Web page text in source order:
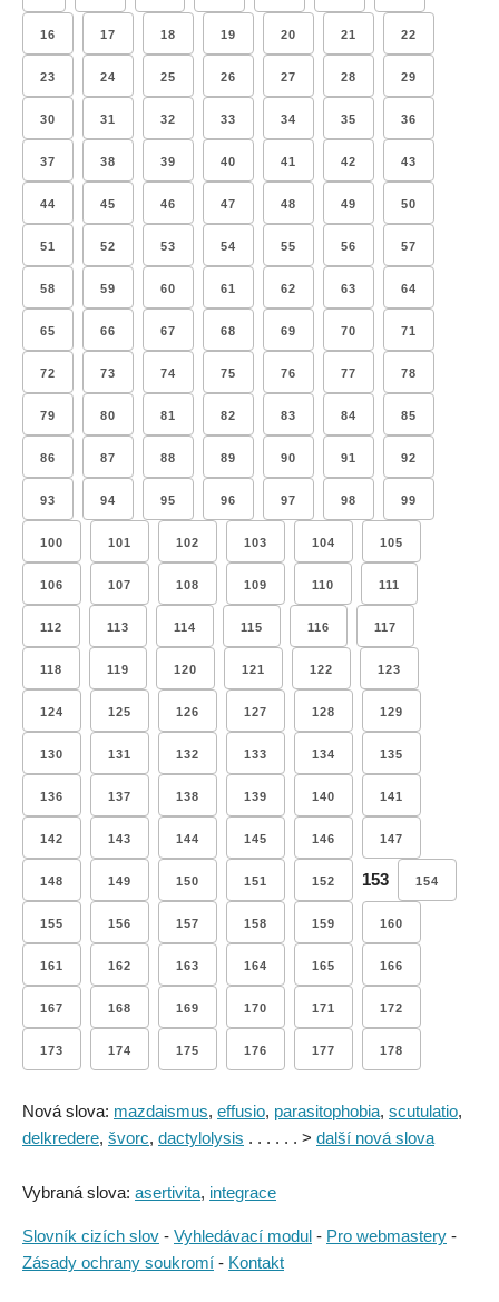
16 17 18 19 20 21 22
23 24 25 26 27 28 29
30 31 32 33 34 35 36
37 38 39 40 41 42 43
44 45 46 47 48 49 50
51 52 53 54 55 56 57
58 59 60 61 62 63 64
65 66 67 68 69 70 71
72 73 74 75 76 77 78
79 80 81 82 83 84 85
86 87 88 89 90 91 92
93 94 95 96 97 98 99
100 101 102 103 104 105
106 107 108 109 110 111
112 113 114 115 116 117
118 119 120 121 122 123
124 125 126 127 128 129
130 131 132 133 134 135
136 137 138 139 140 141
142 143 144 145 146 147
148 149 150 151 152 153 154
155 156 157 158 159 160
161 162 163 164 165 166
167 168 169 170 171 172
173 174 175 176 177 178
Nová slova: mazdaismus, effusio, parasitophobia, scutulatio,
delkredere, švorc, dactylolysis . . . . . . > další nová slova
Vybraná slova: asertivita, integrace
Slovník cizích slov - Vyhledávací modul - Pro webmastery -
Zásady ochrany soukromí - Kontakt